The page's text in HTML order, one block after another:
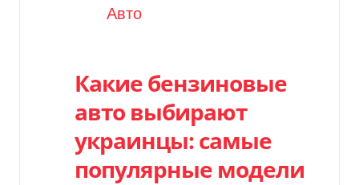
Категория
Авто
Какие бензиновые
авто выбирают
украинцы: самые
популярные модели